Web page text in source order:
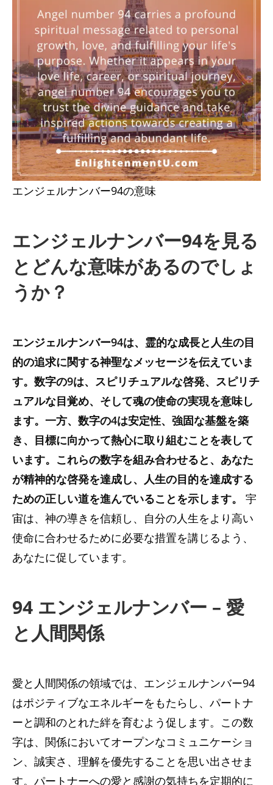
エンジェルナンバー94の意味
エンジェルナンバー94を見る
とどんな意味があるのでしょ
うか？
エンジェルナンバー94は、霊的な成長と人生の目
的の追求に関する神聖なメッセージを伝えていま
す。数字の9は、スピリチュアルな啓発、スピリチ
ュアルな目覚め、そして魂の使命の実現を意味し
ます。一方、数字の4は安定性、強固な基盤を築
き、目標に向かって熱心に取り組むことを表して
います。これらの数字を組み合わせると、あなた
が精神的な啓発を達成し、人生の目的を達成する
ための正しい道を進んでいることを示します。 宇
宙は、神の導きを信頼し、自分の人生をより高い
使命に合わせるために必要な措置を講じるよう、
あなたに促しています。
94 エンジェルナンバー – 愛
と人間関係
愛と人間関係の領域では、エンジェルナンバー94
はポジティブなエネルギーをもたらし、パートナ
ーと調和のとれた絆を育むよう促します。この数
字は、関係においてオープンなコミュニケーショ
ン、誠実さ、理解を優先することを思い出させま
す。パートナーへの愛と感謝の気持ちを定期的に